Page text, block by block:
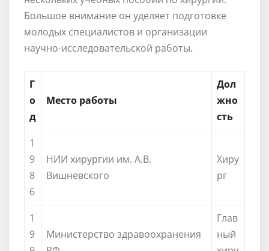
Большое внимание он уделяет подготовке
молодых специалистов и организации
научно-исследовательской работы.
Г
о
д
Место работы
Дол
жно
сть
1
9
8
6
НИИ хирургии им. А.В.
Вишневского
Хиру
рг
1
9
Министерство здравоохранения
Глав
ный